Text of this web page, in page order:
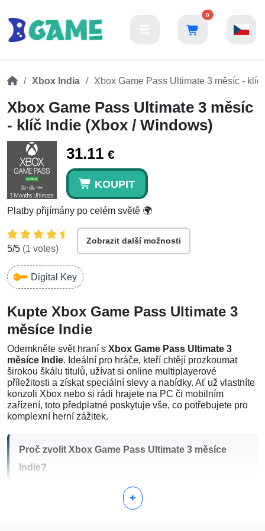
0
Xbox India Xbox Game Pass Ultimate 3 měsíc -
Xbox Game Pass Ultimate 3 měsíc
- klíč Indie (Xbox / Windows)
31.11 €
KOUPIT
Platby přijímány po celém světě 🌍
5/5 (1 votes)
Zobrazit další možnosti
Digital Key
Kupte Xbox Game Pass Ultimate 3
měsíce Indie
Odemkněte svět hraní s Xbox Game Pass Ultimate 3
měsíce Indie. Ideální pro hráče, kteří chtějí prozkoumat
širokou škálu titulů, užívat si online multiplayerové
příležitosti a získat speciální slevy a nabídky. Ať už vlastníte
konzoli Xbox nebo si rádi hrajete na PC či mobilním
zařízení, toto předplatné poskytuje vše, co potřebujete pro
komplexní herní zážitek.
Proč zvolit Xbox Game Pass Ultimate 3 měsíce
Indie?
Obrovská knihovna her : Získejte přístup ke stovkám
her, od nových vydání po proslulé klasiky, vše s
+